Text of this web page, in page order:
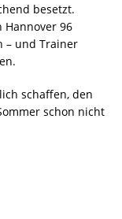
besetzt.
Hannover 96
– und Trainer
schaffen, den
schon nicht